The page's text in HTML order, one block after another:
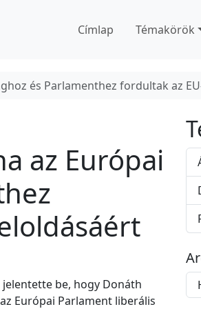
Címlap Témakörök
és Parlamenthez fordultak az
az Európai
jelentette be, hogy Donáth
Európai Parlament liberális
r